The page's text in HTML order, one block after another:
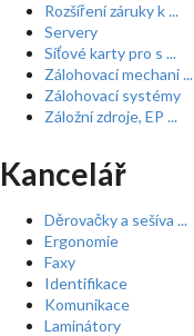
Rozšíření záruky k ...
Servery
Síťové karty pro s ...
Zálohovací mechani ...
Zálohovací systémy
Záložní zdroje, EP ...
Kancelář
Děrovačky a sešíva ...
Ergonomie
Faxy
Identifikace
Komunikace
Laminátory